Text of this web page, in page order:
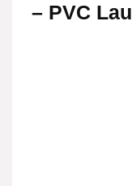
איפה לקנות PVC Laura Swisra –